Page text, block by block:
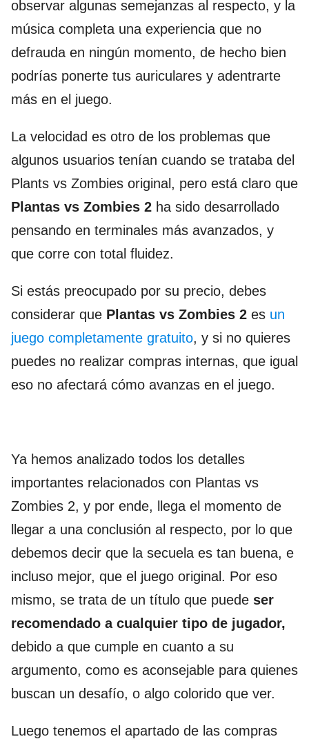
observar algunas semejanzas al respecto, y la
música completa una experiencia que no
defrauda en ningún momento, de hecho bien
podrías ponerte tus auriculares y adentrarte
más en el juego.
La velocidad es otro de los problemas que
algunos usuarios tenían cuando se trataba del
Plants vs Zombies original, pero está claro que
Plantas vs Zombies 2 ha sido desarrollado
pensando en terminales más avanzados, y
que corre con total fluidez.
Si estás preocupado por su precio, debes
considerar que Plantas vs Zombies 2 es un
juego completamente gratuito, y si no quieres
puedes no realizar compras internas, que igual
eso no afectará cómo avanzas en el juego.
Ya hemos analizado todos los detalles
importantes relacionados con Plantas vs
Zombies 2, y por ende, llega el momento de
llegar a una conclusión al respecto, por lo que
debemos decir que la secuela es tan buena, e
incluso mejor, que el juego original. Por eso
mismo, se trata de un título que puede ser
recomendado a cualquier tipo de jugador,
debido a que cumple en cuanto a su
argumento, como es aconsejable para quienes
buscan un desafío, o algo colorido que ver.
Luego tenemos el apartado de las compras